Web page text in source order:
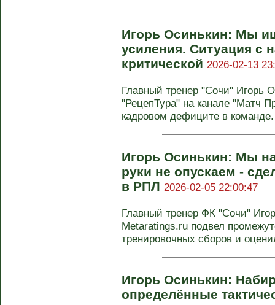
Игорь Осинькин: Мы
усиления. Ситуация с
критической 2026-02-13
Главный тренер "Сочи" Игорь
"РецепТура" на канале "Матч
кадровом дефиците в
Игорь Осинькин: Мы
руки не опускаем -
в РПЛ 2026-02-05 22:00:47
Главный тренер ФК "Сочи"
Metaratings.ru подвел
тренировочных сборов и
Игорь Осинькин:
определённые